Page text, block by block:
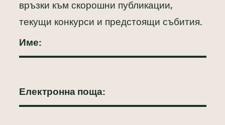
връзки към скорошни публикации,
текущи конкурси и предстоящи събития.